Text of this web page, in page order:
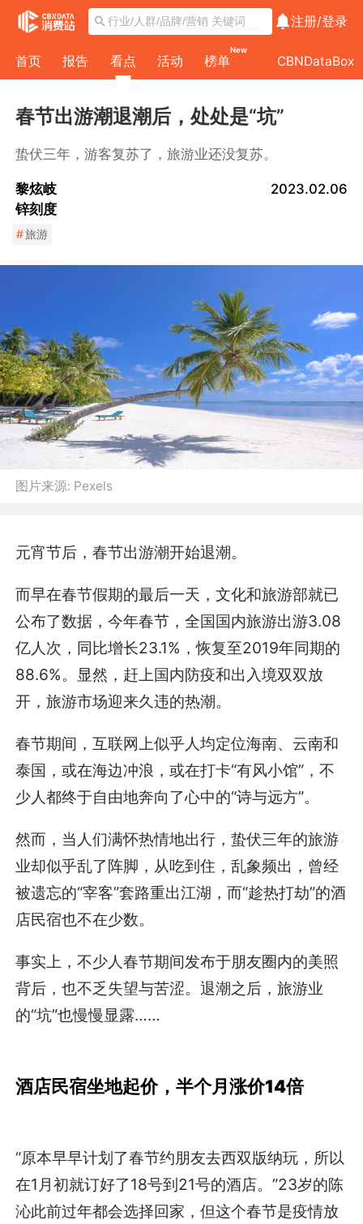
注册/登录
首页 报告 看点 活动 榜单
New
CBNDataBox
春节出游潮退潮后，处处是“坑”
蛰伏三年，游客复苏了，旅游业还没复苏。
黎炫岐
锌刻度
2023.02.06
#旅游
图片来源: Pexels
元宵节后，春节出游潮开始退潮。
而早在春节假期的最后一天，文化和旅游部就已
公布了数据，今年春节，全国国内旅游出游3.08
亿人次，同比增长23.1%，恢复至2019年同期的
88.6%。显然，赶上国内防疫和出入境双双放
开，旅游市场迎来久违的热潮。
春节期间，互联网上似乎人均定位海南、云南和
泰国，或在海边冲浪，或在打卡“有风小馆”，不
少人都终于自由地奔向了心中的“诗与远方”。
然而，当人们满怀热情地出行，蛰伏三年的旅游
业却似乎乱了阵脚，从吃到住，乱象频出，曾经
被遗忘的“宰客”套路重出江湖，而“趁热打劫”的酒
店民宿也不在少数。
事实上，不少人春节期间发布于朋友圈内的美照
背后，也不乏失望与苦涩。退潮之后，旅游业
的“坑”也慢慢显露……
酒店民宿坐地起价，半个月涨价14倍
“原本早早计划了春节约朋友去西双版纳玩，所以
在1月初就订好了18号到21号的酒店。”23岁的陈
沁此前过年都会选择回家，但这个春节是疫情放